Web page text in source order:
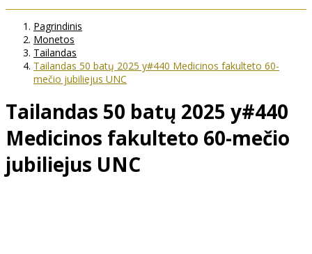
Pagrindinis
Monetos
Tailandas
Tailandas 50 batų 2025 y#440 Medicinos fakulteto 60-
mečio jubiliejus UNC
Tailandas 50 batų 2025 y#440
Medicinos fakulteto 60-mečio
jubiliejus UNC